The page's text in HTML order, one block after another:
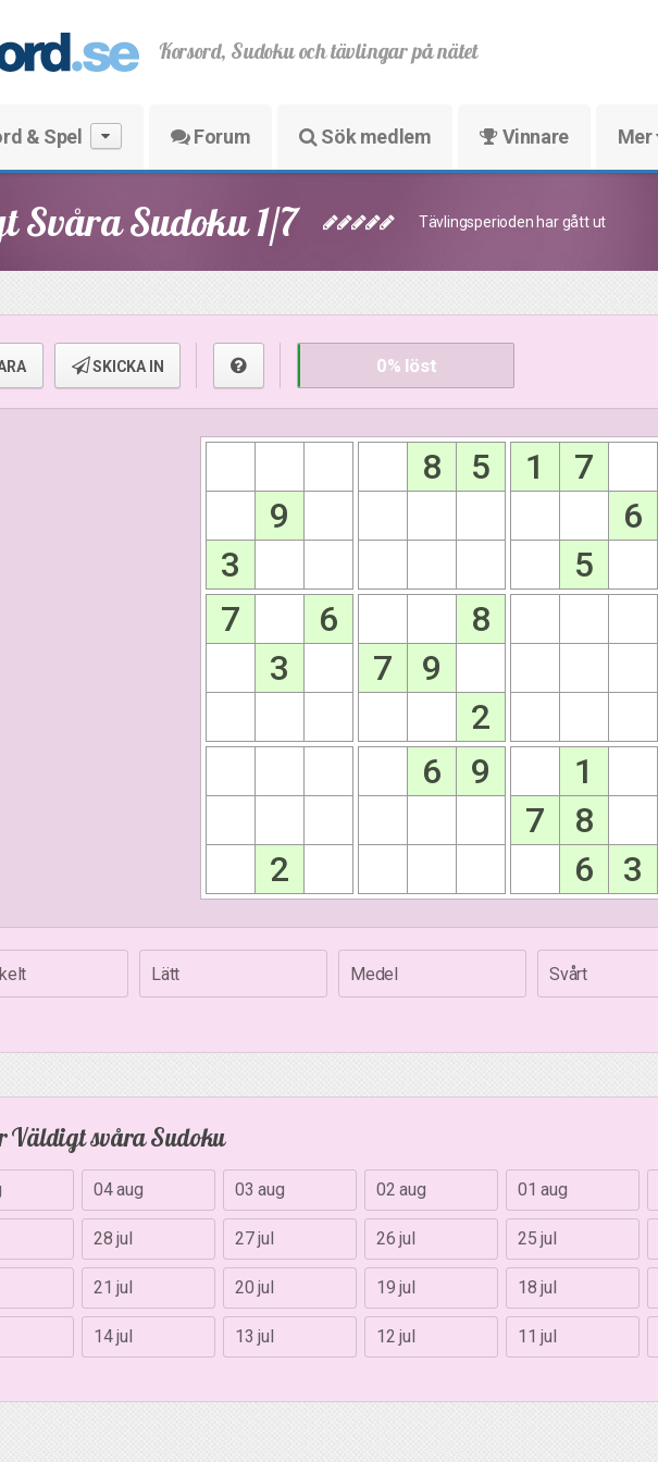
Korsord, Sudoku och tävlingar på nätet
& Spel Forum Sök medlem Vinnare Mer
Svåra Sudoku 1/7 Tävlingsperioden har gått ut
SKICKA IN 0% löst
8 5 1
7
9
6
3
5
7
6
8
3
7
9
2
6
9
1
7
8
2
6 3
Lätt Medel Svårt
Väldigt svåra Sudoku
04 aug 03 aug 02 aug 01 aug
28 jul 27 jul 26 jul 25 jul
21 jul 20 jul 19 jul 18 jul
14 jul 13 jul 12 jul 11 jul